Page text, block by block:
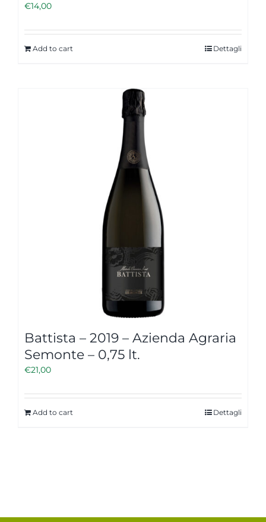
€14,00
Add to cart Dettagli
Battista – 2019 – Azienda Agraria
Semonte – 0,75 lt.
€21,00
Add to cart Dettagli